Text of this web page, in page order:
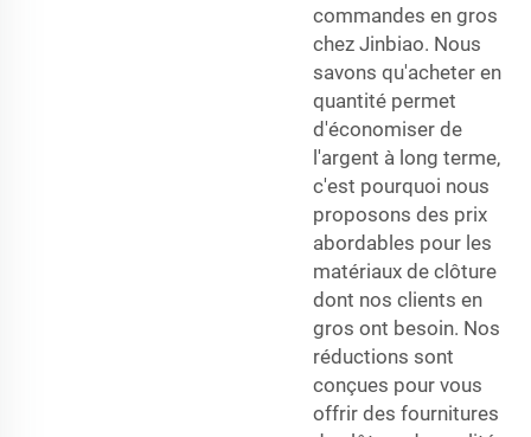
commandes en gros
chez Jinbiao. Nous
savons qu'acheter en
quantité permet
d'économiser de
l'argent à long terme,
c'est pourquoi nous
proposons des prix
abordables pour les
matériaux de clôture
dont nos clients en
gros ont besoin. Nos
réductions sont
conçues pour vous
offrir des fournitures